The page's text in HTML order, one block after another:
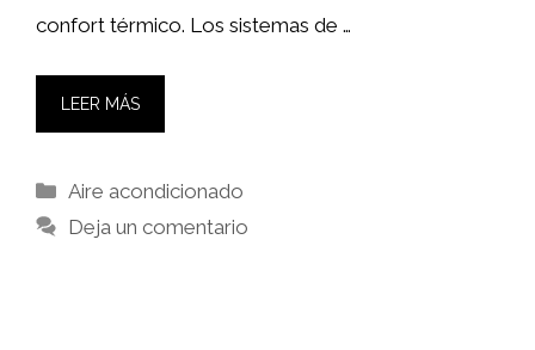
confort térmico. Los sistemas de …
LEER MÁS
Categorías
Aire acondicionado
Deja un comentario